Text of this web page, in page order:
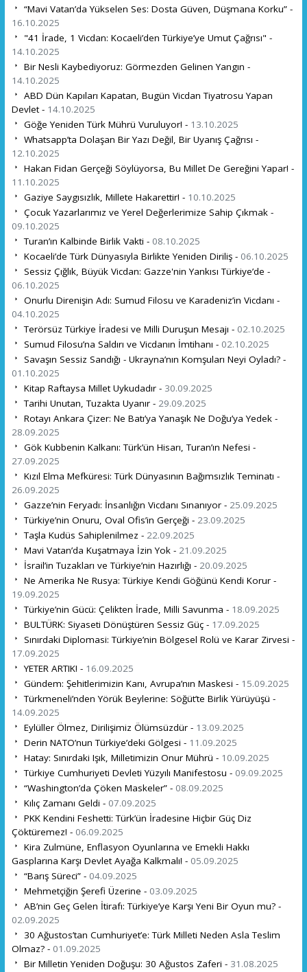
“Mavi Vatan’da Yükselen Ses: Dosta Güven, Düşmana Korku” -
16.10.2025
"41 İrade, 1 Vicdan: Kocaeli’den Türkiye’ye Umut Çağrısı" -
14.10.2025
Bir Nesli Kaybediyoruz: Görmezden Gelinen Yangın -
14.10.2025
ABD Dün Kapıları Kapatan, Bugün Vicdan Tiyatrosu Yapan
Devlet - 14.10.2025
Göğe Yeniden Türk Mührü Vuruluyor! - 13.10.2025
Whatsapp’ta Dolaşan Bir Yazı Değil, Bir Uyanış Çağrısı -
12.10.2025
Hakan Fidan Gerçeği Söylüyorsa, Bu Millet De Gereğini Yapar! -
11.10.2025
Gaziye Saygısızlık, Millete Hakarettir! - 10.10.2025
Çocuk Yazarlarımız ve Yerel Değerlerimize Sahip Çıkmak -
09.10.2025
Turan’ın Kalbinde Birlik Vakti - 08.10.2025
Kocaeli’de Türk Dünyasıyla Birlikte Yeniden Diriliş - 06.10.2025
Sessiz Çığlık, Büyük Vicdan: Gazze'nin Yankısı Türkiye’de -
06.10.2025
Onurlu Direnişin Adı: Sumud Filosu ve Karadeniz’in Vicdanı -
04.10.2025
Terörsüz Türkiye İradesi ve Milli Duruşun Mesajı - 02.10.2025
Sumud Filosu’na Saldırı ve Vicdanın İmtihanı - 02.10.2025
Savaşın Sessiz Sandığı - Ukrayna’nın Komşuları Neyi Oyladı? -
01.10.2025
Kitap Raftaysa Millet Uykudadır - 30.09.2025
Tarihi Unutan, Tuzakta Uyanır - 29.09.2025
Rotayı Ankara Çizer: Ne Batı’ya Yanaşık Ne Doğu’ya Yedek -
28.09.2025
Gök Kubbenin Kalkanı: Türk’ün Hisarı, Turan’ın Nefesi -
27.09.2025
Kızıl Elma Mefküresi: Türk Dünyasının Bağımsızlık Teminatı -
26.09.2025
Gazze’nin Feryadı: İnsanlığın Vicdanı Sınanıyor - 25.09.2025
Türkiye’nin Onuru, Oval Ofis’in Gerçeği - 23.09.2025
Taşla Kudüs Sahiplenilmez - 22.09.2025
Mavi Vatan’da Kuşatmaya İzin Yok - 21.09.2025
İsrail’in Tuzakları ve Türkiye’nin Hazırlığı - 20.09.2025
Ne Amerika Ne Rusya: Türkiye Kendi Göğünü Kendi Korur -
19.09.2025
Türkiye’nin Gücü: Çelikten İrade, Milli Savunma - 18.09.2025
BULTÜRK: Siyaseti Dönüştüren Sessiz Güç - 17.09.2025
Sınırdaki Diplomasi: Türkiye’nin Bölgesel Rolü ve Karar Zirvesi -
17.09.2025
YETER ARTIK! - 16.09.2025
Gündem: Şehitlerimizin Kanı, Avrupa’nın Maskesi - 15.09.2025
Türkmeneli’nden Yörük Beylerine: Söğüt’te Birlik Yürüyüşü -
14.09.2025
Eylüller Ölmez, Dirilişimiz Ölümsüzdür - 13.09.2025
Derin NATO’nun Türkiye’deki Gölgesi - 11.09.2025
Hatay: Sınırdaki Işık, Milletimizin Onur Mührü - 10.09.2025
Türkiye Cumhuriyeti Devleti Yüzyılı Manifestosu - 09.09.2025
“Washington’da Çöken Maskeler” - 08.09.2025
Kılıç Zamanı Geldi - 07.09.2025
PKK Kendini Feshetti: Türk’ün İradesine Hiçbir Güç Diz
Çöktüremez! - 06.09.2025
Kira Zulmüne, Enflasyon Oyunlarına ve Emekli Hakkı
Gasplarına Karşı Devlet Ayağa Kalkmalı! - 05.09.2025
“Barış Süreci” - 04.09.2025
Mehmetçiğin Şerefi Üzerine - 03.09.2025
AB’nin Geç Gelen İtirafı: Türkiye’ye Karşı Yeni Bir Oyun mu? -
02.09.2025
30 Ağustos’tan Cumhuriyet’e: Türk Milleti Neden Asla Teslim
Olmaz? - 01.09.2025
Bir Milletin Yeniden Doğuşu: 30 Ağustos Zaferi - 31.08.2025